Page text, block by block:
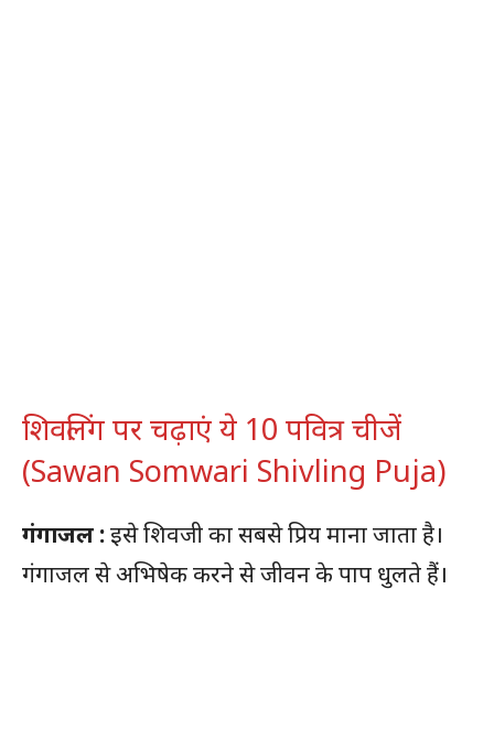
शिवलिंग पर चढ़ाएं ये 10 पवित्र चीजें
(Sawan Somwari Shivling Puja)
गंगाजल :इसे शिवजी का सबसे प्रिय माना जाता है।
गंगाजल से अभिषेक करने से जीवन के पाप धुलते हैं।